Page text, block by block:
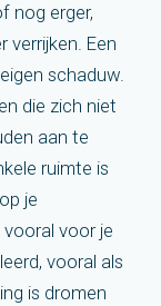
nog erger,
verrijken. Een
schaduw.
die zich niet
aan te
ruimte is
je
vooral voor je
vooral als
is dromen